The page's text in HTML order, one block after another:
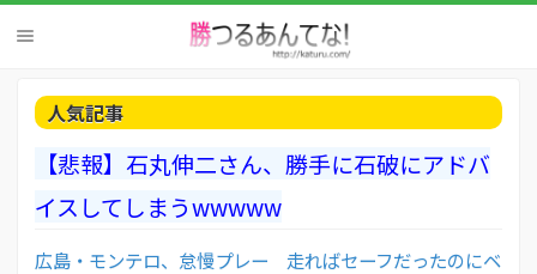
人気記事
【悲報】石丸伸二さん、勝手に石破にアドバ
イスしてしまうwwwww
広島・モンテロ、怠慢プレー 走ればセーフだったのにベ